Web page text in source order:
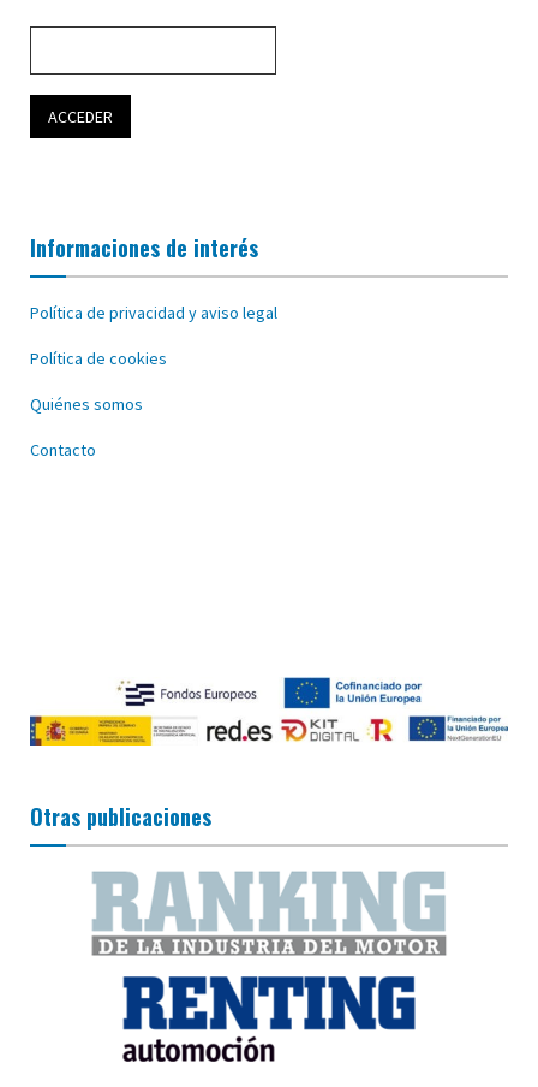
Informaciones de interés
Política de privacidad y aviso legal
Política de cookies
Quiénes somos
Contacto
Otras publicaciones